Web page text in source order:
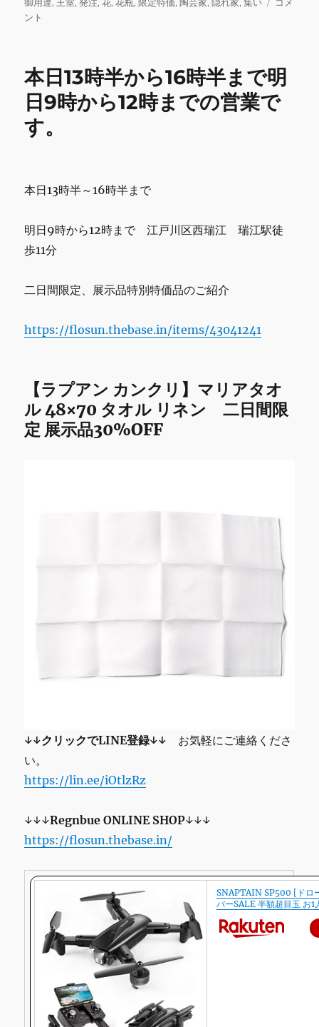
o
k
ら
時
ント
本日13時半から16時半まで明
日9時から12時までの営業で
す。
本日13時半～16時半まで
明日9時から12時まで 江戸川区西瑞江 瑞江駅徒
歩11分
二日間限定、展示品特別特価品のご紹介
https://flosun.thebase.in/items/43041241
【ラプアン カンクリ】マリアタオ
ル 48×70 タオル リネン 二日間限
定 展示品30%OFF
↓↓クリックでLINE登録↓↓ お気軽にご連絡くださ
い。
https://lin.ee/iOtlzRz
↓↓↓RegnbueONLINE SHOP↓↓↓
https://flosun.thebase.in/
SNAPTAIN SP500 [ドロ
パーSALE 半額超目玉 お1